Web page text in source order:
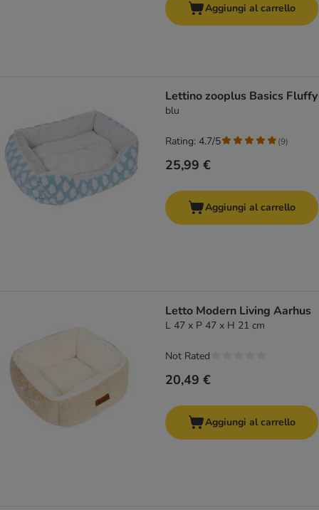
Aggiungi al carrello
Lettino zooplus Basics Fluffy
blu
25,99 €
Rating: 4.7/5 (9)
Aggiungi al carrello
Letto Modern Living Aarhus
L 47 x P 47 x H 21 cm
20,49 €
Not Rated
Aggiungi al carrello